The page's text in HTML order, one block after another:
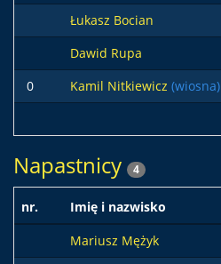
Łukasz Bocian
Dawid Rupa
0 Kamil Nitkiewicz (wiosna)
Napastnicy 4
nr. Imię i nazwisko
Mariusz Mężyk